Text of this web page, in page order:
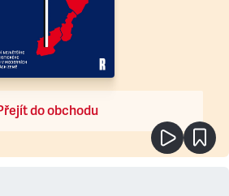
do obchodu